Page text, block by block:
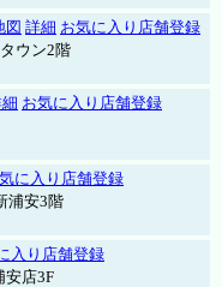
図 詳細 お気に入り店舗登録
ウン2階
お気に入り店舗登録
に入り店舗登録
浦安3階
入り店舗登録
店3F